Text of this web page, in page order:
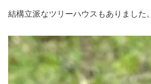
結構立派なツリーハウスもありました。